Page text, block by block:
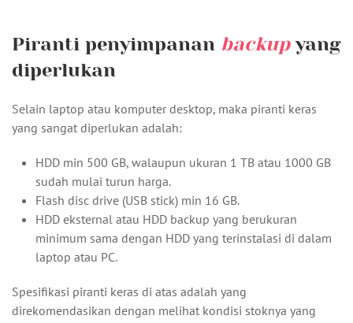
Piranti penyimpanan backupyang
diperlukan
Selain laptop atau komputer desktop, maka piranti keras
yang sangat diperlukan adalah:
HDD min 500 GB, walaupun ukuran 1 TB atau 1000 GB
sudah mulai turun harga.
Flash disc drive (USB stick) min 16 GB.
HDD eksternal atau HDD backup yang berukuran
minimum sama dengan HDD yang terinstalasi di dalam
laptop atau PC.
Spesifikasi piranti keras di atas adalah yang
direkomendasikan dengan melihat kondisi stoknya yang